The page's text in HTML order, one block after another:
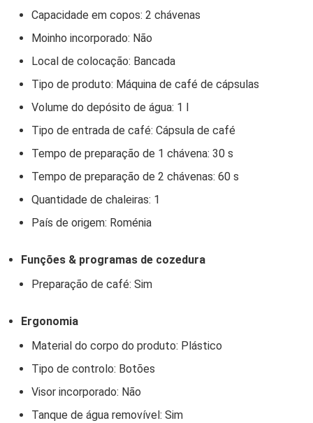
Capacidade em copos: 2 chávenas
Moinho incorporado: Não
Local de colocação: Bancada
Tipo de produto: Máquina de café de cápsulas
Volume do depósito de água: 1 l
Tipo de entrada de café: Cápsula de café
Tempo de preparação de 1 chávena: 30 s
Tempo de preparação de 2 chávenas: 60 s
Quantidade de chaleiras: 1
País de origem: Roménia
Funções & programas de cozedura
Preparação de café: Sim
Ergonomia
Material do corpo do produto: Plástico
Tipo de controlo: Botões
Visor incorporado: Não
Tanque de água removível: Sim